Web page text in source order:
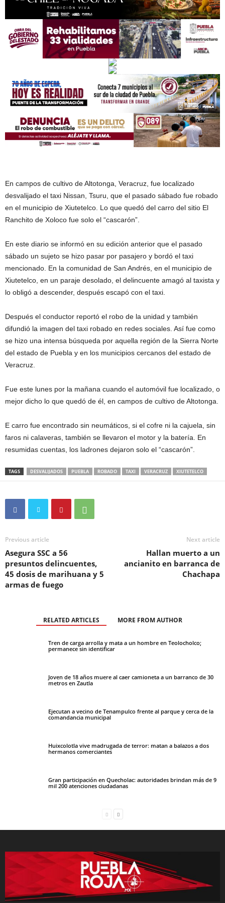
En campos de cultivo de Altotonga, Veracruz, fue localizado
desvalijado el taxi Nissan, Tsuru, que el pasado sábado fue robado
en el municipio de Xiutetelco. Lo que quedó del carro del sitio El
Ranchito de Xoloco fue solo el “cascarón”.
En este diario se informó en su edición anterior que el pasado
sábado un sujeto se hizo pasar por pasajero y bordó el taxi
mencionado. En la comunidad de San Andrés, en el municipio de
Xiutetelco, en un paraje desolado, el delincuente amagó al taxista y
lo obligó a descender, después escapó con el taxi.
Después el conductor reportó el robo de la unidad y también
difundió la imagen del taxi robado en redes sociales. Así fue como
se hizo una intensa búsqueda por aquella región de la Sierra Norte
del estado de Puebla y en los municipios cercanos del estado de
Veracruz.
Fue este lunes por la mañana cuando el automóvil fue localizado, o
mejor dicho lo que quedó de él, en campos de cultivo de Altotonga.
E carro fue encontrado sin neumáticos, si el cofre ni la cajuela, sin
faros ni calaveras, también se llevaron el motor y la batería. En
resumidas cuentas, los ladrones dejaron solo el “cascarón”.
TAGS DESVALIJADOS PUEBLA ROBADO TAXI VERACRUZ XIUTETELCO
Previous article
Asegura SSC a 56
presuntos delincuentes,
45 dosis de marihuana y 5
armas de fuego
Next article
Hallan muerto a un
ancianito en barranca de
Chachapa
RELATED ARTICLES MORE FROM AUTHOR
Tren de carga arrolla y mata a un hombre en Teolocholco;
permanece sin identificar
Joven de 18 años muere al caer camioneta a un barranco de 30
metros en Zautla
Ejecutan a vecino de Tenampulco frente al parque y cerca de la
comandancia municipal
Huixcolotla vive madrugada de terror: matan a balazos a dos
hermanos comerciantes
Gran participación en Quecholac: autoridades brindan más de 9
mil 200 atenciones ciudadanas